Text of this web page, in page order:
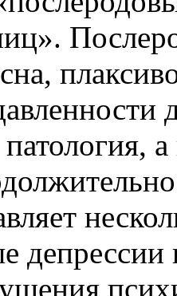
депрессии